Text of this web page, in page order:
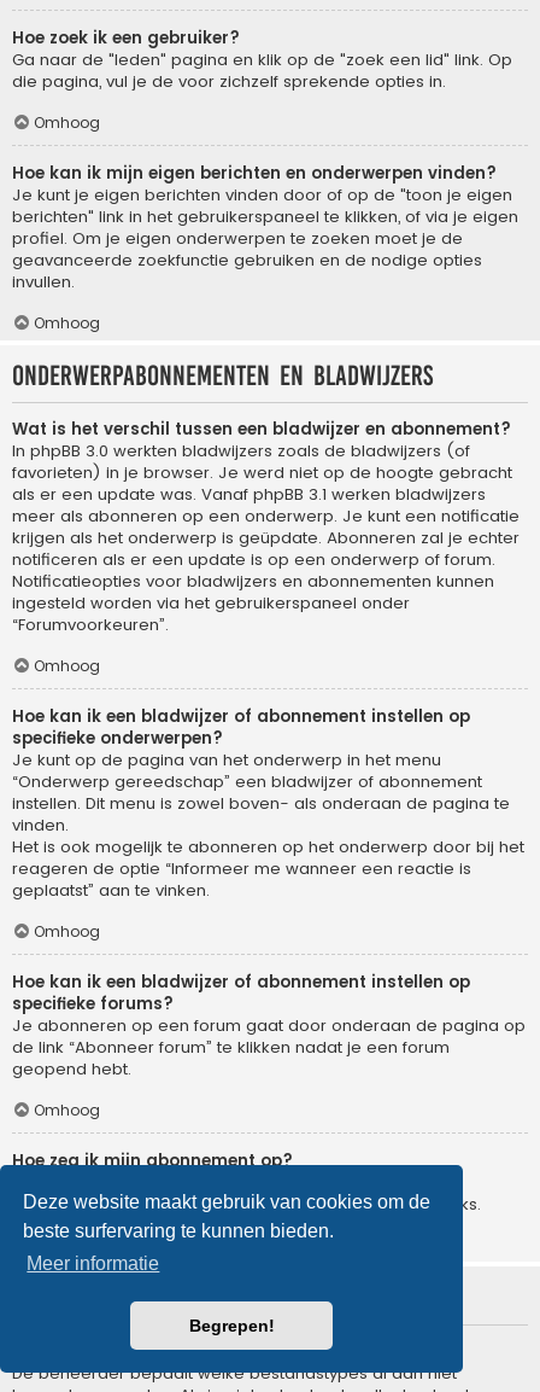
Deze website maakt gebruik van cookies om de
beste surfervaring te kunnen bieden.
Meer informatie
Begrepen!
Hoe zoek ik een gebruiker?
Ga naar de "leden" pagina en klik op de "zoek een lid" link. Op
die pagina, vul je de voor zichzelf sprekende opties in.
Omhoog
Hoe kan ik mijn eigen berichten en onderwerpen vinden?
Je kunt je eigen berichten vinden door of op de "toon je eigen
berichten" link in het gebruikerspaneel te klikken, of via je eigen
profiel. Om je eigen onderwerpen te zoeken moet je de
geavanceerde zoekfunctie gebruiken en de nodige opties
invullen.
Omhoog
Onderwerpabonnementen en bladwijzers
Wat is het verschil tussen een bladwijzer en abonnement?
In phpBB 3.0 werkten bladwijzers zoals de bladwijzers (of
favorieten) in je browser. Je werd niet op de hoogte gebracht
als er een update was. Vanaf phpBB 3.1 werken bladwijzers
meer als abonneren op een onderwerp. Je kunt een notificatie
krijgen als het onderwerp is geüpdate. Abonneren zal je echter
notificeren als er een update is op een onderwerp of forum.
Notificatieopties voor bladwijzers en abonnementen kunnen
ingesteld worden via het gebruikerspaneel onder
“Forumvoorkeuren”.
Omhoog
Hoe kan ik een bladwijzer of abonnement instellen op
specifieke onderwerpen?
Je kunt op de pagina van het onderwerp in het menu
“Onderwerp gereedschap” een bladwijzer of abonnement
instellen. Dit menu is zowel boven- als onderaan de pagina te
vinden.
Het is ook mogelijk te abonneren op het onderwerp door bij het
reageren de optie “Informeer me wanneer een reactie is
geplaatst” aan te vinken.
Omhoog
Hoe kan ik een bladwijzer of abonnement instellen op
specifieke forums?
Je abonneren op een forum gaat door onderaan de pagina op
de link “Abonneer forum” te klikken nadat je een forum
geopend hebt.
Omhoog
Hoe zeg ik mijn abonnement op?
gebruikerspaneel en klik je op de hier voor dienende links.
Omhoog
Welke bijlagen worden toegestaan op dit forum?
De beheerder bepaalt welke bestandstypes al dan niet